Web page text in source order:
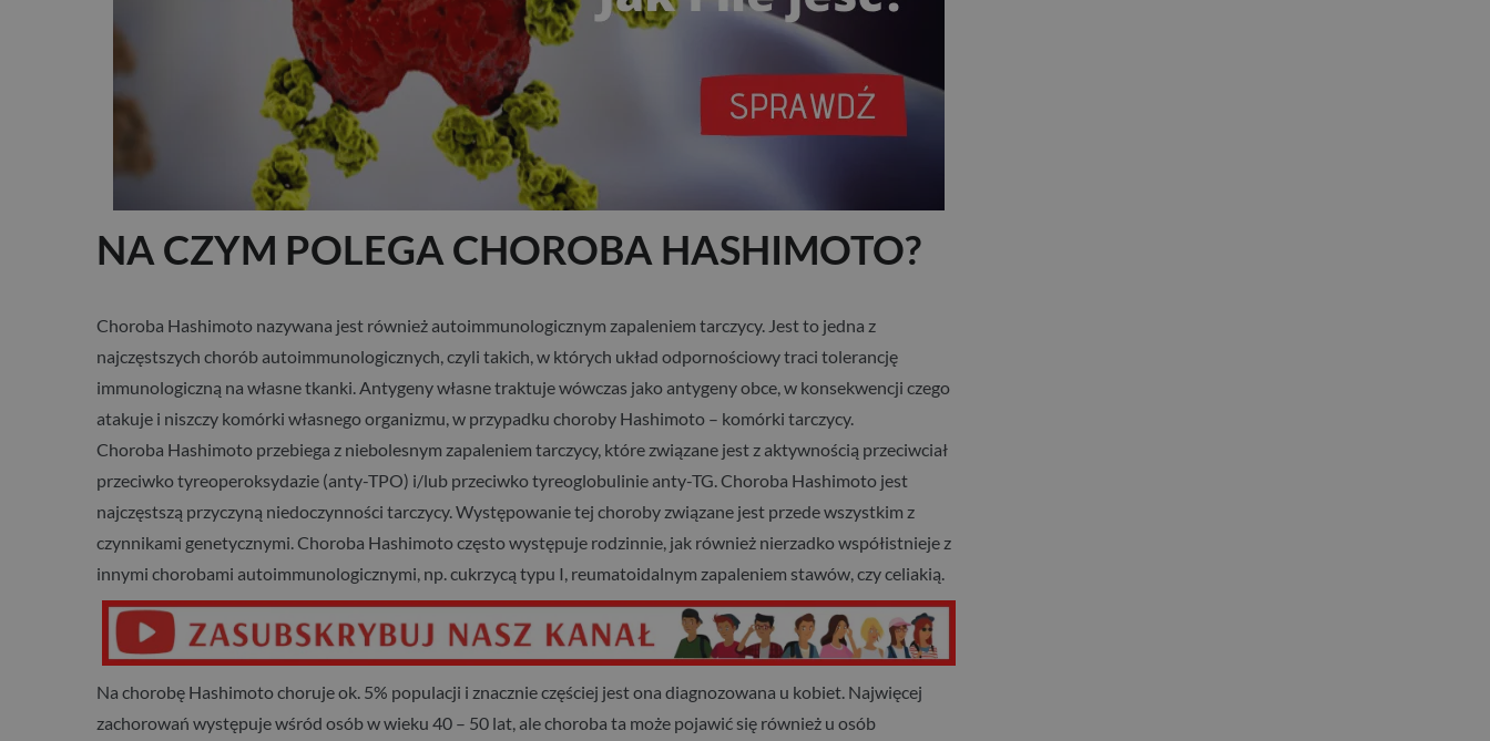
NA CZYM POLEGA CHOROBA HASHIMOTO?
Choroba Hashimoto nazywana jest również autoimmunologicznym zapaleniem tarczycy. Jest to jedna z
najczęstszych chorób autoimmunologicznych, czyli takich, w których układ odpornościowy traci tolerancję
immunologiczną na własne tkanki. Antygeny własne traktuje wówczas jako antygeny obce, w konsekwencji czego
atakuje i niszczy komórki własnego organizmu, w przypadku choroby Hashimoto – komórki tarczycy.
Choroba Hashimoto przebiega z niebolesnym zapaleniem tarczycy, które związane jest z aktywnością przeciwciał
przeciwko tyreoperoksydazie (anty-TPO) i/lub przeciwko tyreoglobulinie anty-TG. Choroba Hashimoto jest
najczęstszą przyczyną niedoczynności tarczycy. Występowanie tej choroby związane jest przede wszystkim z
czynnikami genetycznymi. Choroba Hashimoto często występuje rodzinnie, jak również nierzadko współistnieje z
innymi chorobami autoimmunologicznymi, np. cukrzycą typu I, reumatoidalnym zapaleniem stawów, czy celiakią.
Na chorobę Hashimoto choruje ok. 5% populacji i znacznie częściej jest ona diagnozowana u kobiet. Najwięcej
zachorowań występuje wśród osób w wieku 40 – 50 lat, ale choroba ta może pojawić się również u osób